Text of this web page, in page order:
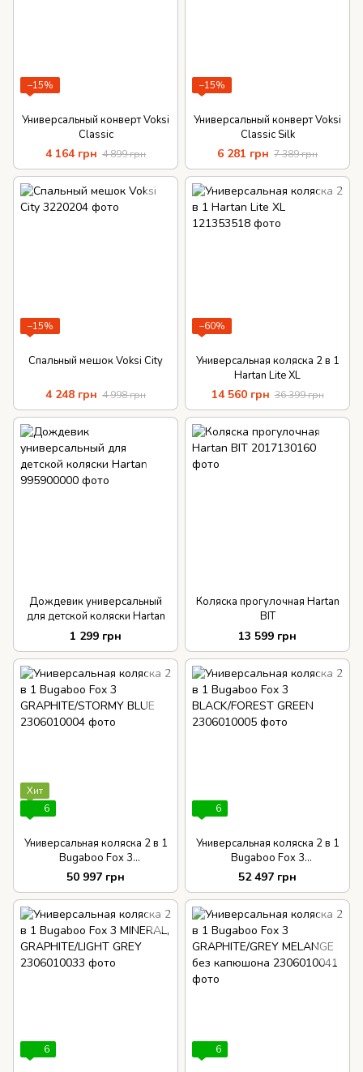
−15%
Универсальный конверт Voksi
Classic
4 164 грн 4 899 грн
−15%
Универсальный конверт Voksi
Classic Silk
6 281 грн 7 389 грн
−15%
Спальный мешок Voksi City
4 248 грн 4 998 грн
−60%
Универсальная коляска 2 в 1
Hartan Lite XL
14 560 грн 36 399 грн
Дождевик универсальный
для детской коляски Hartan
1 299 грн
Коляска прогулочная Hartan
BIT
13 599 грн
Хит
6
Универсальная коляска 2 в 1
Bugaboo Fox 3
GRAPHITE/STORMY BLUE
50 997 грн
6
Универсальная коляска 2 в 1
Bugaboo Fox 3
BLACK/FOREST GREEN
52 497 грн
6 6